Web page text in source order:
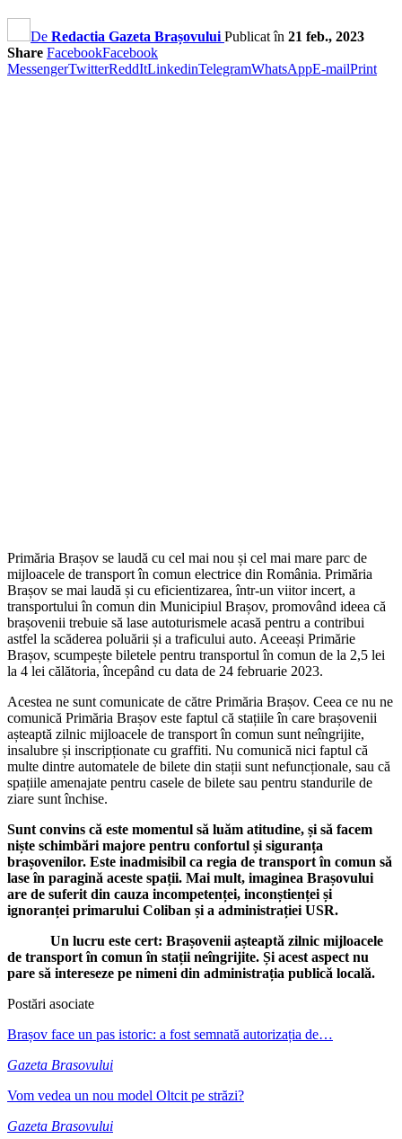
De Redactia Gazeta Brașovului Publicat în 21 feb., 2023
Share FacebookFacebook
MessengerTwitterReddItLinkedinTelegramWhatsAppE-mailPrint
Primăria Brașov se laudă cu cel mai nou și cel mai mare parc de
mijloacele de transport în comun electrice din România. Primăria
Brașov se mai laudă și cu eficientizarea, într-un viitor incert, a
transportului în comun din Municipiul Brașov, promovând ideea că
brașovenii trebuie să lase autoturismele acasă pentru a contribui
astfel la scăderea poluării și a traficului auto. Aceeași Primărie
Brașov, scumpește biletele pentru transportul în comun de la 2,5 lei
la 4 lei călătoria, începând cu data de 24 februarie 2023.
Acestea ne sunt comunicate de către Primăria Brașov. Ceea ce nu ne
comunică Primăria Brașov este faptul că stațiile în care brașovenii
așteaptă zilnic mijloacele de transport în comun sunt neîngrijite,
insalubre și inscripționate cu graffiti. Nu comunică nici faptul că
multe dintre automatele de bilete din stații sunt nefuncționale, sau că
spațiile amenajate pentru casele de bilete sau pentru standurile de
ziare sunt închise.
Sunt convins că este momentul să luăm atitudine, și să facem
niște schimbări majore pentru confortul și siguranța
brașovenilor. Este inadmisibil ca regia de transport în comun să
lase în paragină aceste spații. Mai mult, imaginea Brașovului
are de suferit din cauza incompetenței, inconștienței și
ignoranței primarului Coliban și a administrației USR.
Un lucru este cert: Brașovenii așteaptă zilnic mijloacele
de transport în comun în stații neîngrijite. Și acest aspect nu
pare să intereseze pe nimeni din administrația publică locală.
Postări asociate
Brașov face un pas istoric: a fost semnată autorizația de…
Gazeta Brasovului
Vom vedea un nou model Oltcit pe străzi?
Gazeta Brasovului